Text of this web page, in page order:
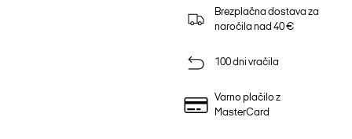
Brezplačna dostava za
naročila nad 40 €
100 dni vračila
Varno plačilo z
MasterCard